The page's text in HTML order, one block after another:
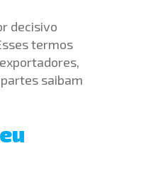
decisivo
termos
saibam